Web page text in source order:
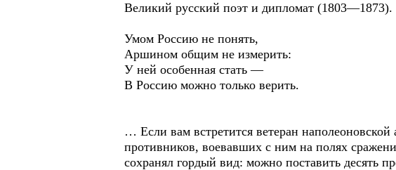
Великий русский поэт и дипломат (1803—1873).
Умом Россию не понять,
Аршином общим не измерить:
У ней особенная стать —
В Россию можно только верить.
… Если вам встретится ветеран
противников, воевавших с ним на полях
сохранял гордый вид: можно поставить десять